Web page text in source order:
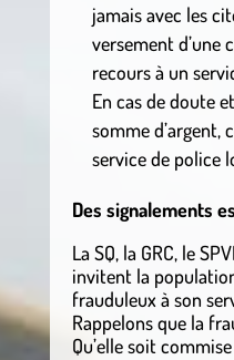
jamais avec les
versement d’une
recours à un
En cas de doute
somme d’argent,
service de police
Des signalements
La SQ, la GRC, le
invitent la
frauduleux à son
Rappelons que la
Qu’elle soit